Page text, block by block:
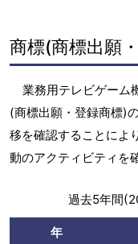
商標(商標出願
業務用テレビゲー
(商標出願・登録商標)
移を確認することによ
動のアクティビティを
過去5年間
年